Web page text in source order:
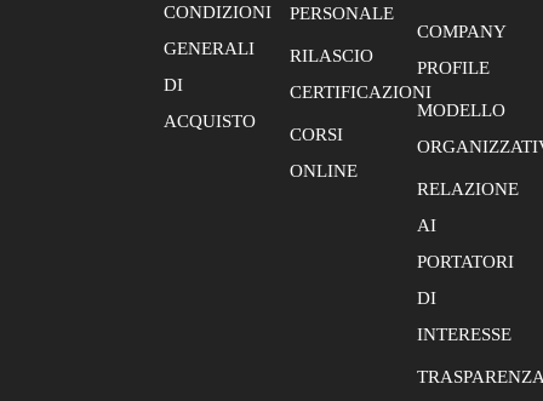
CONDIZIONI
GENERALI
DI
ACQUISTO
PERSONALE
RILASCIO
CERTIFICAZIONI
CORSI
ONLINE
COMPANY
PROFILE
MODELLO
RELAZIONE
AI
PORTATORI
DI
INTERESSE